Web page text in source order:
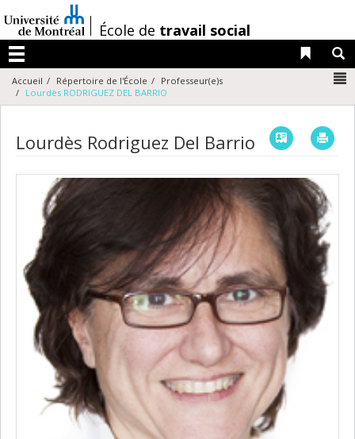
au
contenu
/École de travail social
Menu
Liens
Accueil Répertoire de l'École
Professeur(e)s
Lourdès RODRIGUEZ DEL BARRIO
Lourdès Rodriguez Del Barrio Vcard